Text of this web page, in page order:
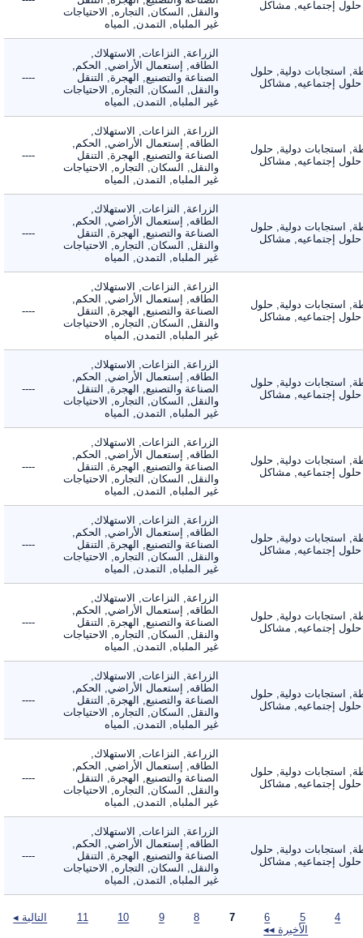
إجتماعيه, مشاكل
والنقل, السكان, التجاره, الاحتياجات
غير الملباه, التمدن, المياه
استجابات دولية, حلول
إجتماعيه, مشاكل
الزراعة, النزاعات, الاستهلاك,
الطاقه, إستعمال الأراضي, الحكم,
الصناعة والتصنيع, الهجرة, التنقل
والنقل, السكان, التجاره, الاحتياجات
غير الملباه, التمدن, المياه
----
استجابات دولية, حلول
إجتماعيه, مشاكل
الزراعة, النزاعات, الاستهلاك,
الطاقه, إستعمال الأراضي, الحكم,
الصناعة والتصنيع, الهجرة, التنقل
والنقل, السكان, التجاره, الاحتياجات
غير الملباه, التمدن, المياه
----
استجابات دولية, حلول
إجتماعيه, مشاكل
الزراعة, النزاعات, الاستهلاك,
الطاقه, إستعمال الأراضي, الحكم,
الصناعة والتصنيع, الهجرة, التنقل
والنقل, السكان, التجاره, الاحتياجات
غير الملباه, التمدن, المياه
----
استجابات دولية, حلول
إجتماعيه, مشاكل
الزراعة, النزاعات, الاستهلاك,
الطاقه, إستعمال الأراضي, الحكم,
الصناعة والتصنيع, الهجرة, التنقل
والنقل, السكان, التجاره, الاحتياجات
غير الملباه, التمدن, المياه
----
استجابات دولية, حلول
إجتماعيه, مشاكل
الزراعة, النزاعات, الاستهلاك,
الطاقه, إستعمال الأراضي, الحكم,
الصناعة والتصنيع, الهجرة, التنقل
والنقل, السكان, التجاره, الاحتياجات
غير الملباه, التمدن, المياه
----
استجابات دولية, حلول
إجتماعيه, مشاكل
الزراعة, النزاعات, الاستهلاك,
الطاقه, إستعمال الأراضي, الحكم,
الصناعة والتصنيع, الهجرة, التنقل
والنقل, السكان, التجاره, الاحتياجات
غير الملباه, التمدن, المياه
----
استجابات دولية, حلول
إجتماعيه, مشاكل
الزراعة, النزاعات, الاستهلاك,
الطاقه, إستعمال الأراضي, الحكم,
الصناعة والتصنيع, الهجرة, التنقل
والنقل, السكان, التجاره, الاحتياجات
غير الملباه, التمدن, المياه
----
استجابات دولية, حلول
إجتماعيه, مشاكل
الزراعة, النزاعات, الاستهلاك,
الطاقه, إستعمال الأراضي, الحكم,
الصناعة والتصنيع, الهجرة, التنقل
والنقل, السكان, التجاره, الاحتياجات
غير الملباه, التمدن, المياه
----
استجابات دولية, حلول
إجتماعيه, مشاكل
الزراعة, النزاعات, الاستهلاك,
الطاقه, إستعمال الأراضي, الحكم,
الصناعة والتصنيع, الهجرة, التنقل
والنقل, السكان, التجاره, الاحتياجات
غير الملباه, التمدن, المياه
----
استجابات دولية, حلول
إجتماعيه, مشاكل
الزراعة, النزاعات, الاستهلاك,
الطاقه, إستعمال الأراضي, الحكم,
الصناعة والتصنيع, الهجرة, التنقل
والنقل, السكان, التجاره, الاحتياجات
غير الملباه, التمدن, المياه
----
استجابات دولية, حلول
إجتماعيه, مشاكل
الزراعة, النزاعات, الاستهلاك,
الطاقه, إستعمال الأراضي, الحكم,
الصناعة والتصنيع, الهجرة, التنقل
والنقل, السكان, التجاره, الاحتياجات
غير الملباه, التمدن, المياه
----
التالية ◂
الأخيرة ◂◂